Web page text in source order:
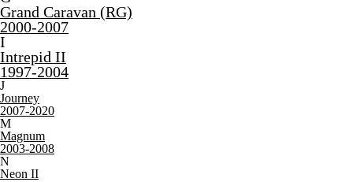
Grand Caravan (RG)
2000-2007
I
Intrepid II
1997-2004
J
Journey
2007-2020
M
Magnum
2003-2008
N
Neon II